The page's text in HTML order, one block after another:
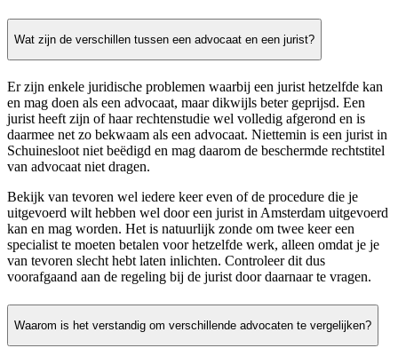
Wat zijn de verschillen tussen een advocaat en een jurist?
Er zijn enkele juridische problemen waarbij een jurist hetzelfde kan
en mag doen als een advocaat, maar dikwijls beter geprijsd. Een
jurist heeft zijn of haar rechtenstudie wel volledig afgerond en is
daarmee net zo bekwaam als een advocaat. Niettemin is een jurist in
Schuinesloot niet beëdigd en mag daarom de beschermde rechtstitel
van advocaat niet dragen.
Bekijk van tevoren wel iedere keer even of de procedure die je
uitgevoerd wilt hebben wel door een jurist in Amsterdam uitgevoerd
kan en mag worden. Het is natuurlijk zonde om twee keer een
specialist te moeten betalen voor hetzelfde werk, alleen omdat je je
van tevoren slecht hebt laten inlichten. Controleer dit dus
voorafgaand aan de regeling bij de jurist door daarnaar te vragen.
Waarom is het verstandig om verschillende advocaten te vergelijken?